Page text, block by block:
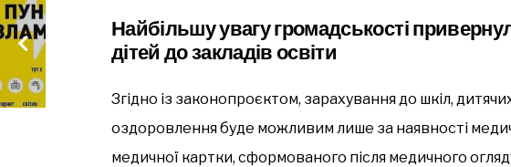
Найбільшу увагу громадськості
дітей до закладів освіти
Згідно із законопроєктом, зарахування до шкіл,
оздоровлення буде можливим лише за наявності
медичної картки, сформованого після медичного